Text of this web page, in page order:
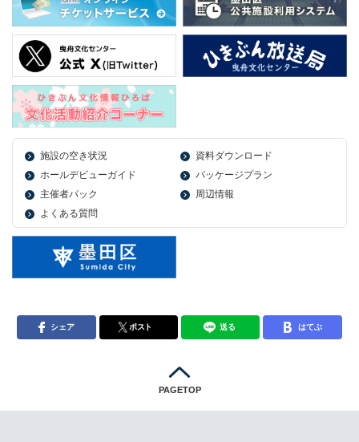
施設の空き状況
資料ダウンロード
ホールデビューガイド
パッケージプラン
主催者パック
周辺情報
よくある質問
シェア ポスト 送る はてぶ
PAGETOP